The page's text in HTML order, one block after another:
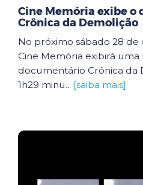
Cine Memória exibe o
Crônica da Demolição
No próximo sábado 28 de
Cine Memória exibirá uma
documentário Crônica da
1h29 minu... [saiba mais]